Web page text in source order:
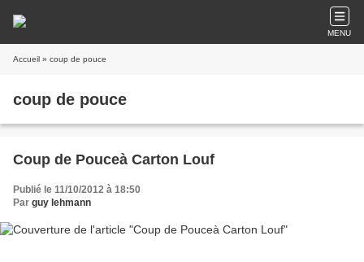
MENU
Accueil » coup de pouce
coup de pouce
Coup de Pouceà Carton Louf
Publié le 11/10/2012 à 18:50
Par guy lehmann